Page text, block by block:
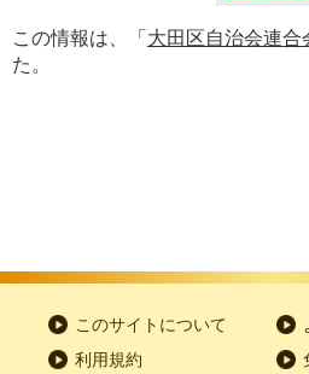
この情報は、「 大田区自治会連合
た。
このサイトについて
利用規約